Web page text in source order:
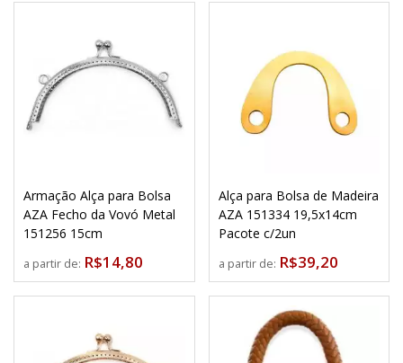
Armação Alça para Bolsa
AZA Fecho da Vovó Metal
151256 15cm
a partir de: R$14,80
Alça para Bolsa de Madeira
AZA 151334 19,5x14cm
Pacote c/2un
a partir de: R$39,20